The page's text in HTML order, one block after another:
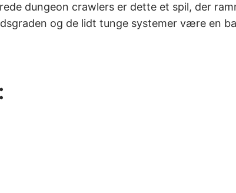
dungeon crawlers er dette et spil, der
og de lidt tunge systemer være en